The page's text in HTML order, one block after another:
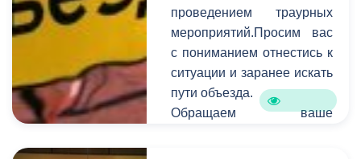
оперативном порядке
устраняют проблемы в
сфере ЖКХ.
проведением траурных
мероприятий.Просим вас
с пониманием отнестись к
ситуации и заранее искать
пути объезда.
Обращаем ваше